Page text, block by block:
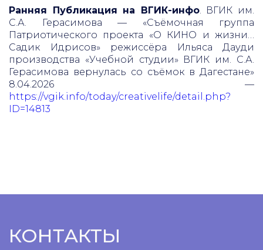
Ранняя Публикация на ВГИК-инфо. ВГИК им.
С.А. Герасимова — «Съёмочная группа
Патриотического проекта «О КИНО и жизни…
Садик Идрисов» режиссёра Ильяса Дауди
производства «Учебной студии» ВГИК им. С.А.
Герасимова вернулась со съёмок в Дагестане»
8.04.2026 —
https://vgik.info/today/creativelife/detail.php?
ID=14813
КОНТАКТЫ